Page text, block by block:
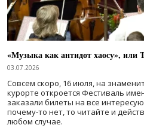
«Музыка как антидот хаосу», или
03.07.2026
Совсем скоро, 16 июля, на
курорте откроется Фестиваль
заказали билеты на все
почему-то нет, то читайте и
любом случае.